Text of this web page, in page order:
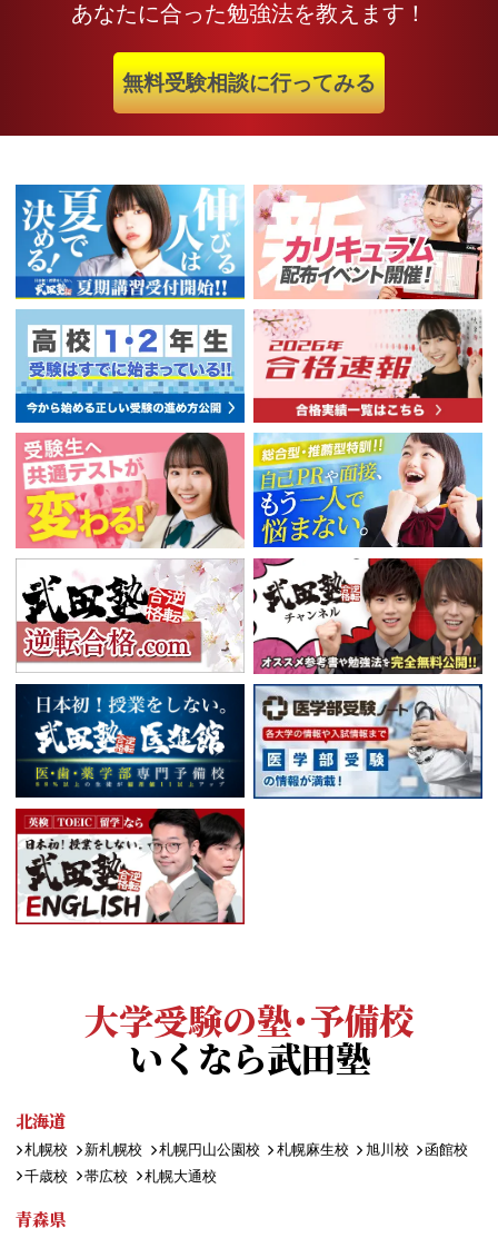
あなたに合った勉強法を教えます！
無料受験相談に行ってみる
大学受験の塾・予備校
いくなら武田塾
北海道
札幌校 新札幌校 札幌円山公園校 札幌麻生校 旭川校
函館校
千歳校
帯広校 札幌大通校
青森県